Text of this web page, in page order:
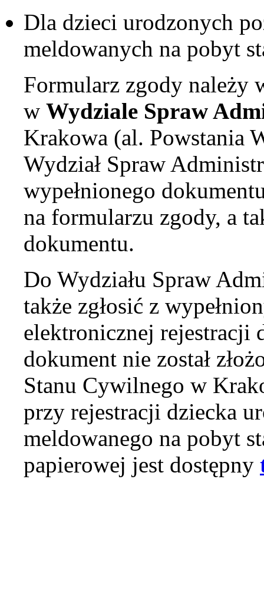
Dla dzieci urodzonych
meldowanych na pobyt
Formularz zgody należy
w Wydziale Spraw
Krakowa (al. Powstania
Wydział Spraw
wypełnionego
na formularzu zgody, a
dokumentu.
Do Wydziału Spraw
także zgłosić z
elektronicznej rejestracji
dokument nie został
Stanu Cywilnego w
przy rejestracji dziecka
meldowanego na pobyt
papierowej jest dostępny